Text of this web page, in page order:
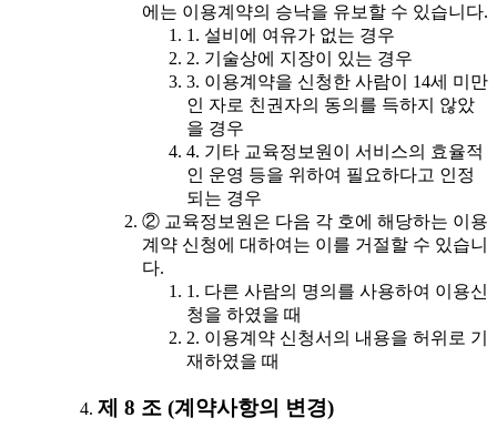
에는 이용계약의 승낙을 유보할 수 있습니다.
1. 설비에 여유가 없는 경우
2. 기술상에 지장이 있는 경우
3. 이용계약을 신청한 사람이 14세 미만
인 자로 친권자의 동의를 득하지 않았
을 경우
4. 기타 교육정보원이 서비스의 효율적
인 운영 등을 위하여 필요하다고 인정
되는 경우
② 교육정보원은 다음 각 호에 해당하는 이용
계약 신청에 대하여는 이를 거절할 수 있습니
다.
1. 다른 사람의 명의를 사용하여 이용신
청을 하였을 때
2. 이용계약 신청서의 내용을 허위로 기
재하였을 때
제 8 조 (계약사항의 변경)